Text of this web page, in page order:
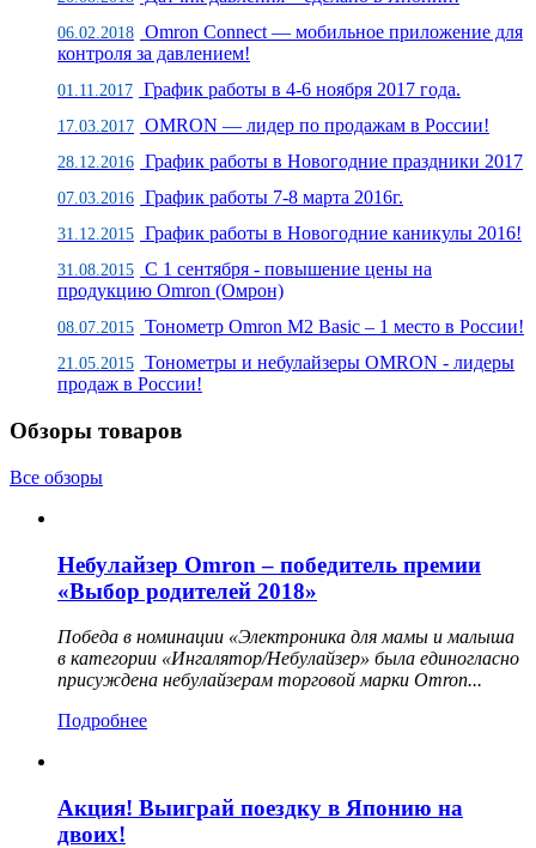
06.02.2018 Omron Connect — мобильное приложение для
контроля за давлением!
01.11.2017 График работы в 4-6 ноября 2017 года.
17.03.2017 OMRON — лидер по продажам в России!
28.12.2016 График работы в Новогодние праздники 2017
07.03.2016 График работы 7-8 марта 2016г.
31.12.2015 График работы в Новогодние каникулы 2016!
31.08.2015 С 1 сентября - повышение цены на
продукцию Omron (Омрон)
08.07.2015 Тонометр Omron М2 Basic – 1 место в России!
21.05.2015 Тонометры и небулайзеры OMRON - лидеры
продаж в России!
Обзоры товаров
Все обзоры
Небулайзер Omron – победитель премии
«Выбор родителей 2018»
Победа в номинации «Электроника для мамы и малыша
в категории «Ингалятор/Небулайзер» была единогласно
присуждена небулайзерам торговой марки Omron...
Подробнее
Акция! Выиграй поездку в Японию на
двоих!